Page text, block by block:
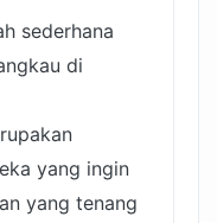
sederhana
di
yang ingin
yang tenang